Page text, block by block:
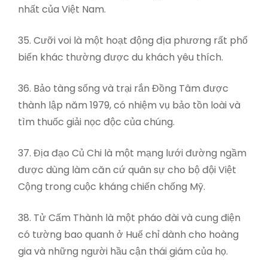
nhất của Việt Nam.
35. Cưỡi voi là một hoạt động địa phương rất phổ
biến khác thường được du khách yêu thích.
36. Bảo tàng sống và trại rắn Đồng Tâm được
thành lập năm 1979, có nhiệm vụ bảo tồn loài và
tìm thuốc giải nọc độc của chúng.
37. Địa đạo Củ Chi là một mạng lưới đường ngầm
được dùng làm căn cứ quân sự cho bộ đội Việt
Cộng trong cuộc kháng chiến chống Mỹ.
38. Tử Cấm Thành là một pháo đài và cung điện
có tường bao quanh ở Huế chỉ dành cho hoàng
gia và những người hầu cận thái giám của họ.